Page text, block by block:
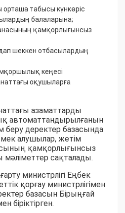
табысы күнкөріс
балаларына;
қамқорлығынсыз
шеккен отбасылардың
кеңесі
оқушыларға
азаматтарды
автоматтандырылғанын
беру деректер базасында
алушылар, жетім
қамқорлығынсыз
мәліметтер сақталады.
министрлігі Еңбек
қорғау министрлігімен
базасын Бірыңғай
біріктірген.